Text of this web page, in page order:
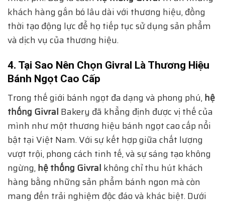
khách hàng gắn bó lâu dài với thương hiệu, đồng
thời tạo động lực để họ tiếp tục sử dụng sản phẩm
và dịch vụ của thương hiệu.
4. Tại Sao Nên Chọn Givral Là Thương Hiệu
Bánh Ngọt Cao Cấp
Trong thế giới bánh ngọt đa dạng và phong phú, hệ
thống Givral Bakery đã khẳng định được vị thế của
mình như một thương hiệu bánh ngọt cao cấp nổi
bật tại Việt Nam. Với sự kết hợp giữa chất lượng
vượt trội, phong cách tinh tế, và sự sáng tạo không
ngừng, hệ thống Givral không chỉ thu hút khách
hàng bằng những sản phẩm bánh ngon mà còn
mang đến trải nghiệm độc đáo và khác biệt. Dưới